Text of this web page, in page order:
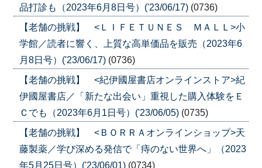
品打診も（2023年6月8日号）('23/06/17) (0736)
【老舗の挑戦】 <ＬＩＦＥＴＵＮＥＳ ＭＡＬＬ>小
学館／読者に響く、上質な高単価品を販売（2023年6
月8日号）('23/06/17) (0736)
【老舗の挑戦】 <紀伊國屋書店オンラインストア>紀
伊國屋書店／「新たな出会い」重視した購入体験をＥ
Ｃでも（2023年6月1日号）('23/06/05) (0735)
【老舗の挑戦】 <ＢＯＲＲＡオンラインショップ>天
藤製薬／学び深める発信で「痔のない世界へ」（2023
年5月25日号）('23/06/01) (0734)